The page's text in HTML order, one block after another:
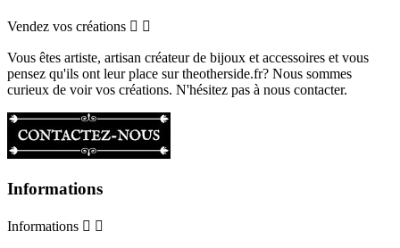
Vendez vos créations  
Vous êtes artiste, artisan créateur de bijoux et accessoires et vous
pensez qu'ils ont leur place sur theotherside.fr? Nous sommes
curieux de voir vos créations. N'hésitez pas à nous contacter.
Informations
Informations  